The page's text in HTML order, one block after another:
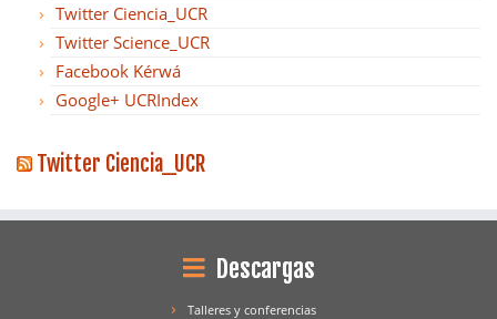
Twitter Ciencia_UCR
Twitter Science_UCR
Facebook Kérwá
Google+ UCRIndex
Twitter Ciencia_UCR
Descargas
Talleres y conferencias